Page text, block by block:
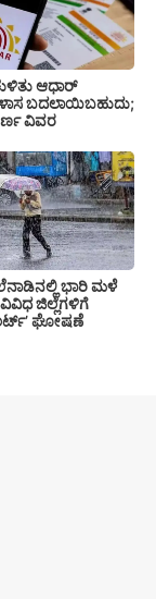
ಆಧಾರ್
ಬದಲಾಯಿಬಹುದು;
ವಿವರ
ಭಾರಿ ಮಳೆ
ಜಿಲ್ಲೆಗಳಿಗೆ
ಘೋಷಣೆ